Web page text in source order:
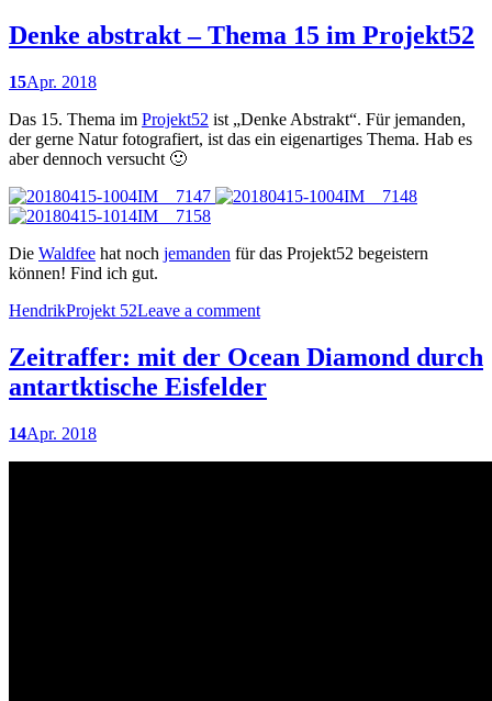
Denke abstrakt – Thema 15 im Projekt52
15Apr. 2018
Das 15. Thema im Projekt52 ist „Denke Abstrakt“. Für jemanden,
der gerne Natur fotografiert, ist das ein eigenartiges Thema. Hab es
aber dennoch versucht 🙂
Die Waldfee hat noch jemanden für das Projekt52 begeistern
können! Find ich gut.
HendrikProjekt 52Leave a comment
Zeitraffer: mit der Ocean Diamond durch
antartktische Eisfelder
14Apr. 2018